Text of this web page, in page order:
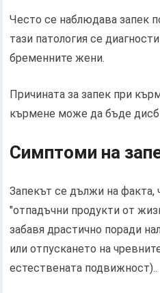
Често се наблюдава запек
тази патология се
бременните жени.
Причината за запек при
кърмене може да бъде
Симптоми на
Запекът се дължи на факта,
"отпадъчни продукти от
забавя драстично поради
или отпускането на
естествената подвижност)..